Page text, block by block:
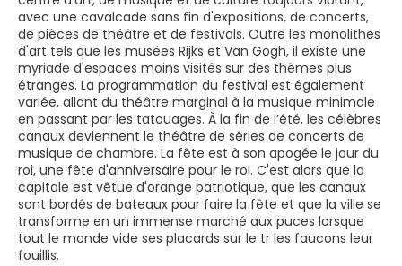
avec une cavalcade sans fin d'expositions, de concerts,
de pièces de théâtre et de festivals. Outre les monolithes
d'art tels que les musées Rijks et Van Gogh, il existe une
myriade d'espaces moins visités sur des thèmes plus
étranges. La programmation du festival est également
variée, allant du théâtre marginal à la musique minimale
en passant par les tatouages. À la fin de l’été, les célèbres
canaux deviennent le théâtre de séries de concerts de
musique de chambre. La fête est à son apogée le jour du
roi, une fête d'anniversaire pour le roi. C'est alors que la
capitale est vêtue d'orange patriotique, que les canaux
sont bordés de bateaux pour faire la fête et que la ville se
transforme en un immense marché aux puces lorsque
tout le monde vide ses placards sur le tr les faucons leur
fouillis.